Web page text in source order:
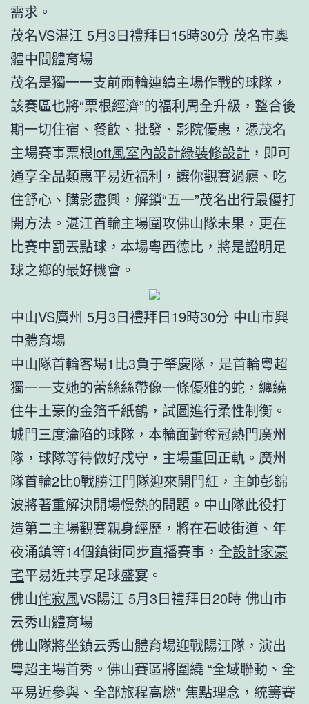
需求。
茂名VS湛江 5月3日禮拜日15時30分 茂名市奧
體中間體育場
茂名是獨一一支前兩輪連續主場作戰的球隊，
該賽區也將“票根經濟”的福利周全升級，整合後
期一切住宿、餐飲、批發、影院優惠，憑茂名
主場賽事票根loft風室內設計綠裝修設計 ，即可
通享全品類惠平易近福利，讓你觀賽過癮、吃
住舒心、購影盡興，解鎖“五一”茂名出行最優打
開方法。湛江首輪主場圍攻佛山隊未果，更在
比賽中罰丟點球，本場粵西德比，將是證明足
球之鄉的最好機會。
中山VS廣州 5月3日禮拜日19時30分 中山市興
中體育場
中山隊首輪客場1比3負于肇慶隊，是首輪粵超
獨一一支她的蕾絲絲帶像一條優雅的蛇，纏繞
住牛土豪的金箔千紙鶴，試圖進行柔性制衡。
城門三度淪陷的球隊，本輪面對奪冠熱門廣州
隊，球隊等待做好戍守，主場重回正軌。廣州
隊首輪2比0戰勝江門隊迎來開門紅，主帥彭錦
波將著重解決開場慢熱的問題。中山隊此役打
造第二主場觀賽親身經歷，將在石岐街道、年
夜涌鎮等14個鎮街同步直播賽事，全設計家豪
宅平易近共享足球盛宴。
佛山侘寂風VS陽江 5月3日禮拜日20時 佛山市
云秀山體育場
佛山隊將坐鎮云秀山體育場迎戰陽江隊，演出
粵超主場首秀。佛山賽區將圍繞 “全域聯動、全
平易近參與、全部旅程高燃” 焦點理念，統籌賽